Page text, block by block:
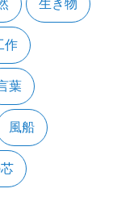
生き物
作
葉
風船